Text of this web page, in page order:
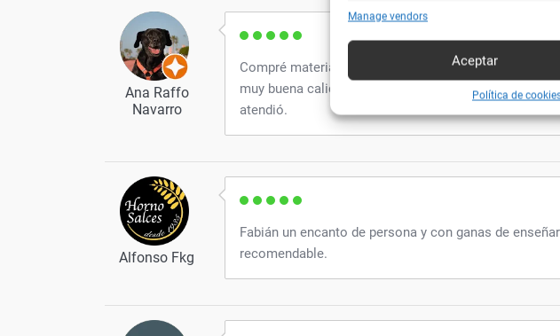
Cotejar y combinar fuentes de datos off
Utilizar datos de localización
técnicamente anuncios o
Manage vendors
Aceptar
Política de
Ana Raffo
Navarro
Compré materiales para iniciar mis clases de pintura
muy buena calidad. Muy buen servicio y amabilidad
atendió.
Alfonso Fkg
Fabián un encanto de persona y con ganas de
recomendable.